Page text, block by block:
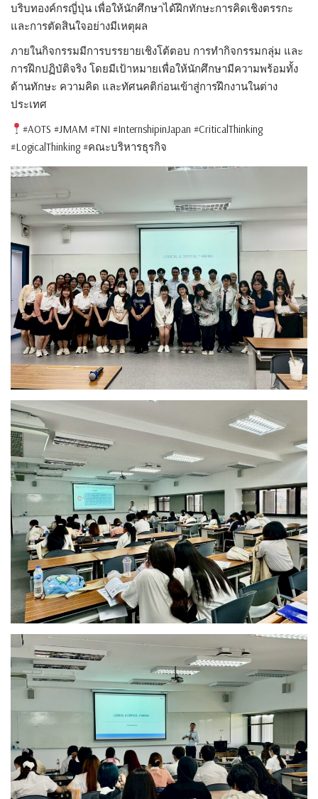
บริบทองค์กรญี่ปุ่น เพื่อให้นักศึกษาได้ฝึกทักษะการคิดเชิงตรรกะ
และการตัดสินใจอย่างมีเหตุผล
ภายในกิจกรรมมีการบรรยายเชิงโต้ตอบ การทำกิจกรรมกลุ่ม และ
การฝึกปฏิบัติจริง โดยมีเป้าหมายเพื่อให้นักศึกษามีความพร้อมทั้ง
ด้านทักษะ ความคิด และทัศนคติก่อนเข้าสู่การฝึกงานในต่าง
ประเทศ
#AOTS #JMAM #TNI #InternshipinJapan #CriticalThinking
#LogicalThinking #คณะบริหารธุรกิจ